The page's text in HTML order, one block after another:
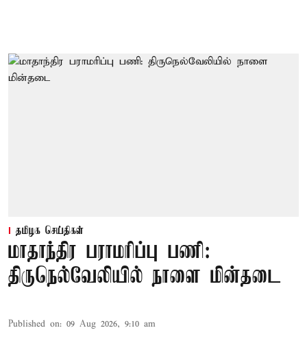
தமிழக செய்திகள்
மாதாந்திர பராமரிப்பு பணி:
திருநெல்வேலியில் நாளை மின்தடை
Published on: 09 Aug 2026, 9:10 am